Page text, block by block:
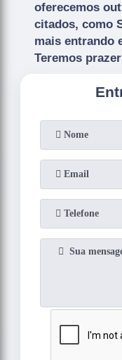
oferecemos
citados, como
mais entrando
Teremos